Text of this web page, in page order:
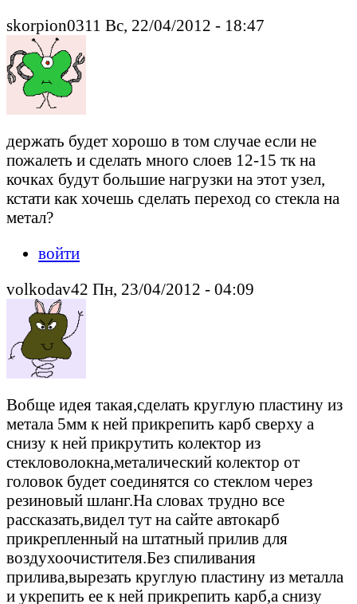
skorpion0311 Вс, 22/04/2012 - 18:47
держать будет хорошо в том случае если не
пожалеть и сделать много слоев 12-15 тк на
кочках будут большие нагрузки на этот узел,
кстати как хочешь сделать переход со стекла на
метал?
войти
volkodav42 Пн, 23/04/2012 - 04:09
Вобще идея такая,сделать круглую пластину из
метала 5мм к ней прикрепить карб сверху а
снизу к ней прикрутить колектор из
стекловолокна,металический колектор от
головок будет соединятся со стеклом через
резиновый шланг.На словах трудно все
рассказать,видел тут на сайте автокарб
прикрепленный на штатный прилив для
воздухоочистителя.Без спиливания
прилива,вырезать круглую пластину из металла
и укрепить ее к ней прикрепить карб,а снизу